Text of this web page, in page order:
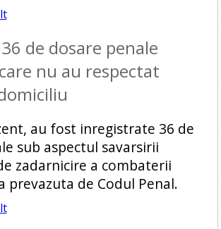
de dosare penale
nu au respectat
au fost inregistrate 36 de
sub aspectul savarsirii
zadarnicire a combaterii
prevazuta de Codul Penal.